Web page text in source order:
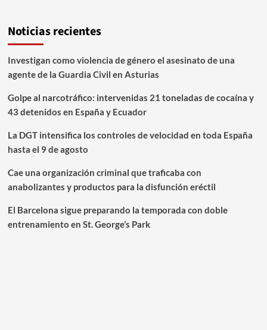
Noticias recientes
Investigan como violencia de género el asesinato de una
agente de la Guardia Civil en Asturias
Golpe al narcotráfico: intervenidas 21 toneladas de cocaína y
43 detenidos en España y Ecuador
La DGT intensifica los controles de velocidad en toda España
hasta el 9 de agosto
Cae una organización criminal que traficaba con
anabolizantes y productos para la disfunción eréctil
El Barcelona sigue preparando la temporada con doble
entrenamiento en St. George’s Park